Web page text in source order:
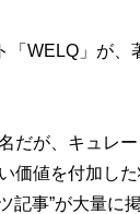
WELQ」が、
だが、キュレ
価値を付加し
記事”が大量に